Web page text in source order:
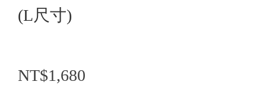
(L尺寸)
NT$1,680